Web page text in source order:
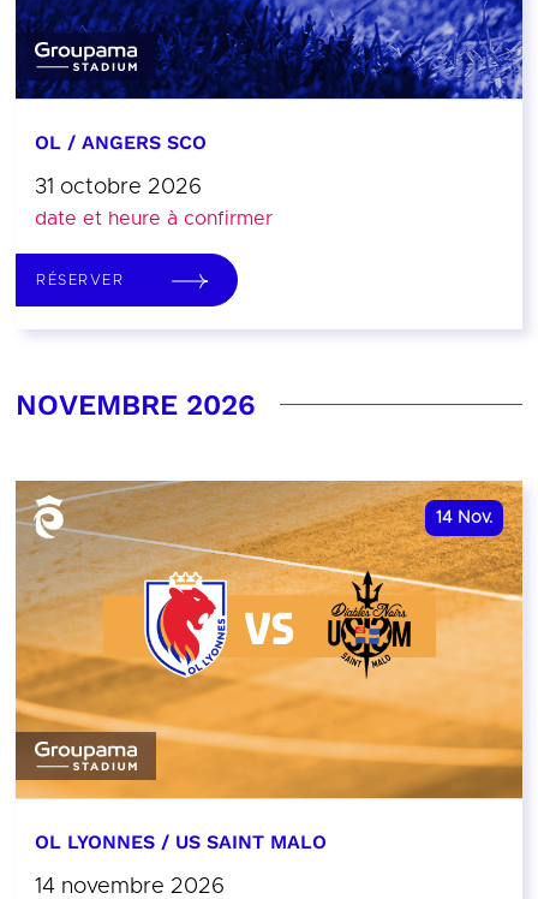
OL / ANGERS SCO
31 octobre 2026
date et heure à confirmer
RÉSERVER
NOVEMBRE 2026
14 Nov.
OL LYONNES / US SAINT MALO
14 novembre 2026